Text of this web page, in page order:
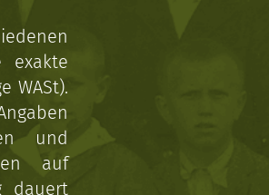
exakte
WASt).
und
auf
dauert